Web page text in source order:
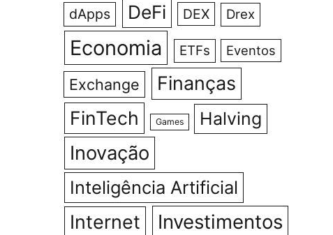
dApps DeFi DEX Drex
Economia ETFs Eventos
Exchange Finanças
FinTech Games Halving
Inovação
Inteligência Artificial
Internet Investimentos